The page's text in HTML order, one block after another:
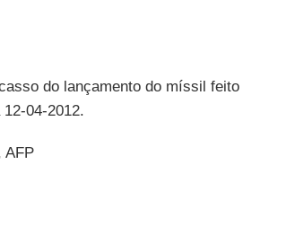
do lançamento do míssil feito
04-2012.
AFP